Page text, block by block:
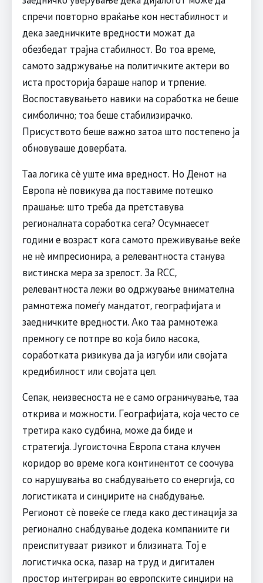
спречи повторно враќање кон нестабилност и
дека заедничките вредности можат да
обезбедат трајна стабилност. Во тоа време,
самото задржување на политичките актери во
иста просторија бараше напор и трпение.
Воспоставувањето навики на соработка не беше
симболично; тоа беше стабилизирачко.
Присуството беше важно затоа што постепено ја
обновуваше довербата.
Таа логика сè уште има вредност. Но Денот на
Европа нè повикува да поставиме потешко
прашање: што треба да претставува
регионалната соработка сега? Осумнаесет
години е возраст кога самото преживување веќе
не нè импресионира, а релевантноста станува
вистинска мера за зрелост. За RCC,
релевантноста лежи во одржување внимателна
рамнотежа помеѓу мандатот, географијата и
заедничките вредности. Ако таа рамнотежа
премногу се потпре во која било насока,
соработката ризикува да ја изгуби или својата
кредибилност или својата цел.
Сепак, неизвесноста не е само ограничување, таа
открива и можности. Географијата, која често се
третира како судбина, може да биде и
стратегија. Југоисточна Европа стана клучен
коридор во време кога континентот се соочува
со нарушувања во снабдувањето со енергија, со
логистиката и синџирите на снабдување.
Регионот сè повеќе се гледа како дестинација за
регионално снабдување додека компаниите ги
преиспитуваат ризикот и близината. Тој е
логистичка оска, пазар на труд и дигитален
простор интегриран во европските синџири на